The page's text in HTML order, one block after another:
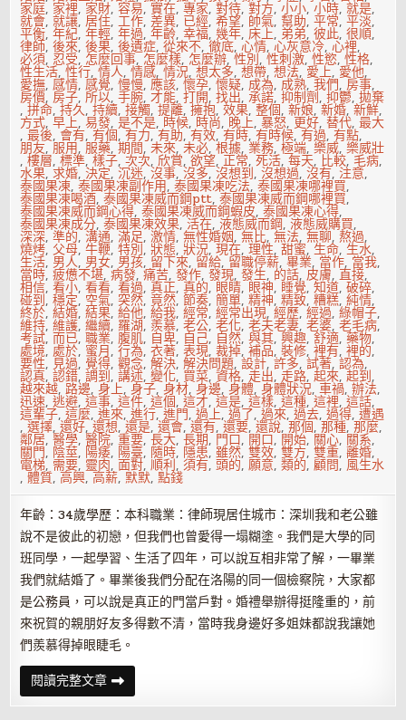
家庭, 家裡, 家財,容易,實在,專家,對待,對方,小小,小時,就是,
就會,就讓,居住,工作,差異, 已經,希望, 帥氣,幫助,平常,平淡,
平衡,年紀,年輕,年過,年齡,幸福,幾年,床上, 弟弟,彼此,很順,
律師,後來,後果,後遺症,從來不,徹底,心情,心灰意冷,心裡,
必須, 忍受, 怎麼回事, 怎麼樣, 怎麼辦,性別,性刺激,性慾,性格,
性生活,性行,情人,情感,情況,想太多,想帶,想法, 愛上, 愛他,
愛撫,感情,感覺,慢慢,應該,懷孕,懷疑,成為,成熟,我們,房事,
房價,房子,所以,手腕,才能,打開,找出,承諾,抑制劑,抑鬱,拋棄
,拼命,持久,持續,接觸,提離,擁抱,效果,整個,新娘,新婚,新鮮,
方式,早上,易發,是不是, 時候, 時尚, 晚上,暴怒, 更好,替代,最大
,最後, 會有,有個,有力,有助,有效,有時,有時候,有過,有點,
朋友,服用,服藥,期間,未來,未必,根據, 業務,極端,樂威,樂威壯
,樓層,標準,樣子,次次,欣賞,欲望,正常,死活,每天, 比較, 毛病,
水果,求婚,決定,沉迷,沒事,沒多,沒想到,沒想過,沒有, 注意,
泰國果凍,泰國果凍副作用,泰國果凍吃法,泰國果凍哪裡買,
泰國果凍喝酒,泰國果凍威而鋼ptt,泰國果凍威而鋼哪裡買,
泰國果凍威而鋼心得,泰國果凍威而鋼蝦皮,泰國果凍心得,
泰國果凍成分,泰國果凍效果,活在,液態威而鋼,液態威購買,
深深,準的,溝通,滿足,激情,無性婚姻,無比,無法,無聊,熬過,
燒烤,父母,牛鞭,特別,狀態,狀況,現在,理性,甜蜜,生命,生水,
生活, 男人, 男女, 男孩, 留下來, 留給, 留職停薪,畢業, 當作, 當我,
當時,疲憊不堪,病發,痛苦,發作,發現,發生, 的話,皮膚,直接,
相信,看小,看看,看過,真正,真的, 眼睛, 眼神, 睡覺,知道,破碎,
碰到,穩定, 空氣,突然,竟然,節奏,簡單,精神,精致,糟糕,純情,
終於,結婚,結果,給他,給我,經常,經常出現,經歷,經過,綠帽子,
維持,維護,繼續, 羅湖,羨慕,老公,老化,老夫老妻,老婆,老毛病,
考試,而已,職業,腹肌, 自卑, 自己, 自然,與其,興趣,舒適,藥物,
處境, 處於, 蜜月,行為,衣著,表現,裁掉,補品,裝修,裡有,裡的,
要性, 見過, 覺得,觀念,解決,解決問題,設計,許多,試著,認為,
認真,認錯,調到,講述,變化, 買菜,資格,走出,走路,起來,起到,
越來越,路邊,身上,身子,身材,身邊,身體,身體狀況,車禍,辦法,
迅速,逃避,這事,這件,這個,這才,這是,這樣,這種,這裡,這話,
這輩子,這麼,進來,進行,進門,過上,過了,過來,過去,過得,遭遇
,選擇,還好,還想,還是,還會,還有,還要,還說,那個,那種,那麼,
鄰居,醫學,醫院,重要,長大,長期, 門口, 開口, 開始, 關心, 關系,
關門, 陰莖, 陽痿, 陽臺, 隨時, 隱患,雖然,雙效,雙方,雙重,離婚,
電梯, 需要, 靈肉,面對,順利,須有,頭的,願意,類的,顧問, 風生水
,體質,高興,高薪, 默默,點錢
年齡：34歲學歷：本科職業：律師現居住城市：深圳我和老公雖
說不是彼此的初戀，但我們也曾愛得一塌糊塗。我們是大學的同
班同學，一起學習、生活了四年，可以說互相非常了解，一畢業
我們就結婚了。畢業後我們分配在洛陽的同一個檢察院，大家都
是公務員，可以說是真正的門當戶對。婚禮舉辦得挺隆重的，前
來祝賀的親朋好友多得數不清，當時我身邊好多姐妹都說我讓她
們羨慕得掉眼睫毛。
閱讀完整文章無
性
婚